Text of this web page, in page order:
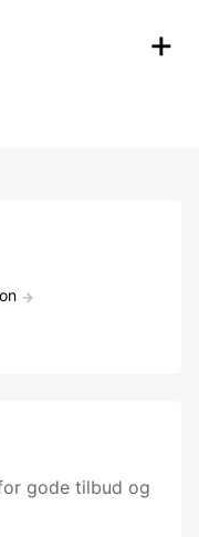
gode tilbud og